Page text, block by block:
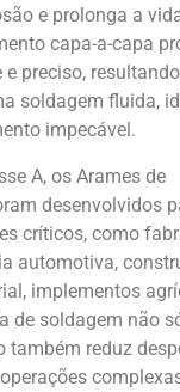
e prolonga a
capa-a-capa
preciso,
soldagem fluida,
impecável.
A, os Arames de
desenvolvidos
críticos, como
automotiva,
implementos
de soldagem não
também reduz